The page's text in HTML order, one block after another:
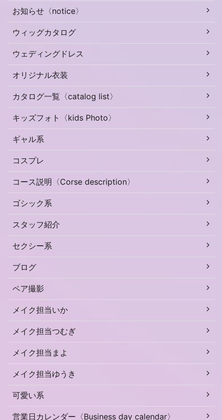
お知らせ〈notice〉
ウィッグカタログ
ウェディングドレス
オリジナル衣装
カタログ一覧〈catalog list〉
キッズフォト〈kids Photo〉
ギャル系
コスプレ
コース説明〈Corse description〉
ゴシック系
スタッフ紹介
セクシー系
ブログ
ペア撮影
メイク担当いか
メイク担当つむぎ
メイク担当まよ
メイク担当ゆうき
可愛い系
営業日カレンダー〈Business day calendar〉